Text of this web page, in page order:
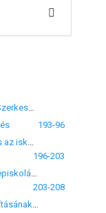
193-96
196-203
203-208